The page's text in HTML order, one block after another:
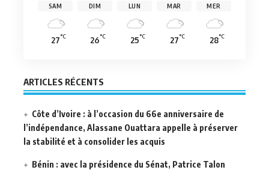
SAM
27°C
DIM
26°C
LUN
25°C
MAR
27°C
MER
28°C
ARTICLES RÉCENTS
Côte d’Ivoire : à l’occasion du 66e anniversaire de
l’indépendance, Alassane Ouattara appelle à préserver
la stabilité et à consolider les acquis
Bénin : avec la présidence du Sénat, Patrice Talon